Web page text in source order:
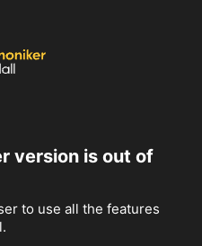
version is out of
to use all the features